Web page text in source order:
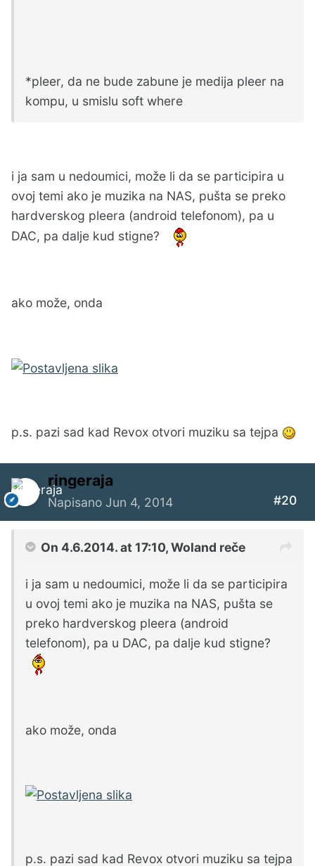
*pleer, da ne bude zabune je medija pleer na
kompu, u smislu soft where
i ja sam u nedoumici, može li da se participira u
ovoj temi ako je muzika na NAS, pušta se preko
hardverskog pleera (android telefonom), pa u
DAC, pa dalje kud stigne?
ako može, onda
p.s. pazi sad kad Revox otvori muziku sa tejpa
ringeraja
Napisano Jun 4, 2014 #20
On 4.6.2014. at 17:10, Woland reče
i ja sam u nedoumici, može li da se participira
u ovoj temi ako je muzika na NAS, pušta se
preko hardverskog pleera (android
telefonom), pa u DAC, pa dalje kud stigne?
ako može, onda
p.s. pazi sad kad Revox otvori muziku sa tejpa